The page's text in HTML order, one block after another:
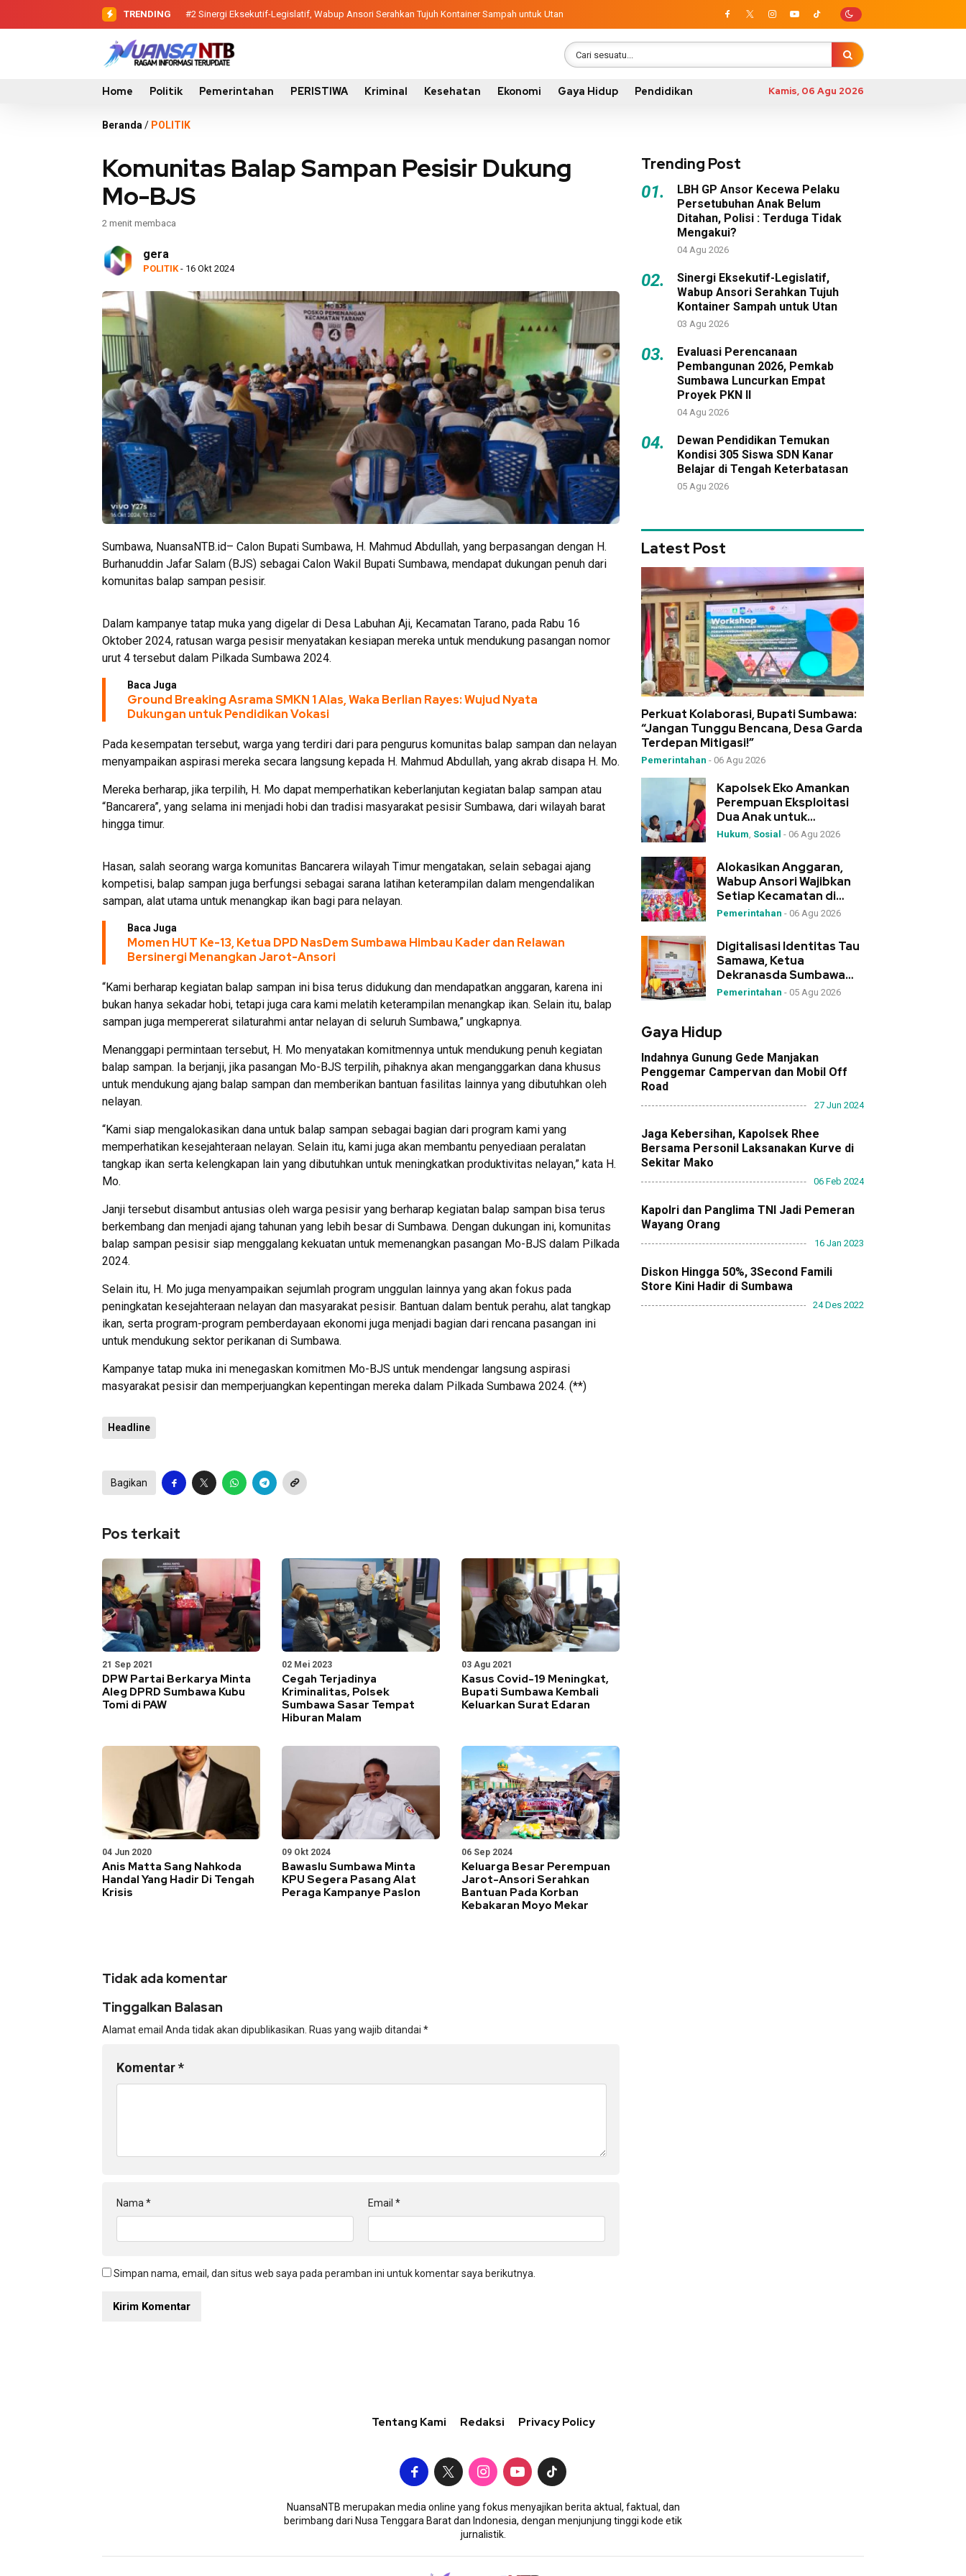
TRENDING #2 Sinergi Eksekutif-Legislatif, Wabup Ansori Serahkan Tujuh Kontainer Sampah untuk Utan
#3 Evaluasi Perencanaan Pembangunan 2026, Pemkab Sumbawa Luncurkan Empat Proyek PKN II
Home Politik Pemerintahan PERISTIWA Kriminal Kesehatan Ekonomi Gaya Hidup Pendidikan Kamis, 06 Agu 2026
Beranda / POLITIK
Komunitas Balap Sampan Pesisir Dukung
Mo-BJS
2 menit membaca
gera
POLITIK - 16 Okt 2024
Sumbawa, NuansaNTB.id– Calon Bupati Sumbawa, H. Mahmud Abdullah, yang berpasangan dengan H.
Burhanuddin Jafar Salam (BJS) sebagai Calon Wakil Bupati Sumbawa, mendapat dukungan penuh dari
komunitas balap sampan pesisir.
Dalam kampanye tatap muka yang digelar di Desa Labuhan Aji, Kecamatan Tarano, pada Rabu 16
Oktober 2024, ratusan warga pesisir menyatakan kesiapan mereka untuk mendukung pasangan nomor
urut 4 tersebut dalam Pilkada Sumbawa 2024.
Baca Juga
Ground Breaking Asrama SMKN 1 Alas, Waka Berlian Rayes: Wujud Nyata
Dukungan untuk Pendidikan Vokasi
Pada kesempatan tersebut, warga yang terdiri dari para pengurus komunitas balap sampan dan nelayan
menyampaikan aspirasi mereka secara langsung kepada H. Mahmud Abdullah, yang akrab disapa H. Mo.
Mereka berharap, jika terpilih, H. Mo dapat memperhatikan keberlanjutan kegiatan balap sampan atau
“Bancarera”, yang selama ini menjadi hobi dan tradisi masyarakat pesisir Sumbawa, dari wilayah barat
hingga timur.
Hasan, salah seorang warga komunitas Bancarera wilayah Timur mengatakan, selain sebagai ajang
kompetisi, balap sampan juga berfungsi sebagai sarana latihan keterampilan dalam mengendalikan
sampan, alat utama untuk menangkap ikan bagi para nelayan.
Baca Juga
Momen HUT Ke-13, Ketua DPD NasDem Sumbawa Himbau Kader dan Relawan
Bersinergi Menangkan Jarot-Ansori
“Kami berharap kegiatan balap sampan ini bisa terus didukung dan mendapatkan anggaran, karena ini
bukan hanya sekadar hobi, tetapi juga cara kami melatih keterampilan menangkap ikan. Selain itu, balap
sampan juga mempererat silaturahmi antar nelayan di seluruh Sumbawa,” ungkapnya.
Menanggapi permintaan tersebut, H. Mo menyatakan komitmennya untuk mendukung penuh kegiatan
balap sampan. Ia berjanji, jika pasangan Mo-BJS terpilih, pihaknya akan menganggarkan dana khusus
untuk mendukung ajang balap sampan dan memberikan bantuan fasilitas lainnya yang dibutuhkan oleh
nelayan.
“Kami siap mengalokasikan dana untuk balap sampan sebagai bagian dari program kami yang
memperhatikan kesejahteraan nelayan. Selain itu, kami juga akan membantu penyediaan peralatan
tangkap ikan serta kelengkapan lain yang dibutuhkan untuk meningkatkan produktivitas nelayan,” kata H.
Mo.
Janji tersebut disambut antusias oleh warga pesisir yang berharap kegiatan balap sampan bisa terus
berkembang dan menjadi ajang tahunan yang lebih besar di Sumbawa. Dengan dukungan ini, komunitas
balap sampan pesisir siap menggalang kekuatan untuk memenangkan pasangan Mo-BJS dalam Pilkada
2024.
Selain itu, H. Mo juga menyampaikan sejumlah program unggulan lainnya yang akan fokus pada
peningkatan kesejahteraan nelayan dan masyarakat pesisir. Bantuan dalam bentuk perahu, alat tangkap
ikan, serta program-program pemberdayaan ekonomi juga menjadi bagian dari rencana pasangan ini
untuk mendukung sektor perikanan di Sumbawa.
Kampanye tatap muka ini menegaskan komitmen Mo-BJS untuk mendengar langsung aspirasi
masyarakat pesisir dan memperjuangkan kepentingan mereka dalam Pilkada Sumbawa 2024. (**)
Headline
Bagikan
Pos terkait
21 Sep 2021
DPW Partai Berkarya Minta
Aleg DPRD Sumbawa Kubu
Tomi di PAW
02 Mei 2023
Cegah Terjadinya
Kriminalitas, Polsek
Sumbawa Sasar Tempat
Hiburan Malam
03 Agu 2021
Kasus Covid-19 Meningkat,
Bupati Sumbawa Kembali
Keluarkan Surat Edaran
04 Jun 2020
Anis Matta Sang Nahkoda
Handal Yang Hadir Di Tengah
Krisis
09 Okt 2024
Bawaslu Sumbawa Minta
KPU Segera Pasang Alat
Peraga Kampanye Paslon
06 Sep 2024
Keluarga Besar Perempuan
Jarot-Ansori Serahkan
Bantuan Pada Korban
Kebakaran Moyo Mekar
Tidak ada komentar
Tinggalkan Balasan
Alamat email Anda tidak akan dipublikasikan. Ruas yang wajib ditandai *
Komentar*
Nama * Email *
Simpan nama, email, dan situs web saya pada peramban ini untuk komentar saya berikutnya.
Trending Post
01.
LBH GP Ansor Kecewa Pelaku
Persetubuhan Anak Belum
Ditahan, Polisi : Terduga Tidak
Mengakui?
04 Agu 2026
02.
Sinergi Eksekutif-Legislatif,
Wabup Ansori Serahkan Tujuh
Kontainer Sampah untuk Utan
03 Agu 2026
03.
Evaluasi Perencanaan
Pembangunan 2026, Pemkab
Sumbawa Luncurkan Empat
Proyek PKN II
04 Agu 2026
04.
Dewan Pendidikan Temukan
Kondisi 305 Siswa SDN Kanar
Belajar di Tengah Keterbatasan
05 Agu 2026
Latest Post
Perkuat Kolaborasi, Bupati Sumbawa:
“Jangan Tunggu Bencana, Desa Garda
Terdepan Mitigasi!”
Pemerintahan - 06 Agu 2026
Kapolsek Eko Amankan
Perempuan Eksploitasi
Dua Anak untuk
Mengemis, Serahkan ke
Hukum, Sosial - 06 Agu 2026
Alokasikan Anggaran,
Wabup Ansori Wajibkan
Setiap Kecamatan di
Sumbawa Gelar Festival
Pemerintahan - 06 Agu 2026
Digitalisasi Identitas Tau
Samawa, Ketua
Dekranasda Sumbawa
Launching Aplikasi Kre
Pemerintahan - 05 Agu 2026
Gaya Hidup
Indahnya Gunung Gede Manjakan
Penggemar Campervan dan Mobil Off
Road
27 Jun 2024
Jaga Kebersihan, Kapolsek Rhee
Bersama Personil Laksanakan Kurve di
Sekitar Mako
06 Feb 2024
Kapolri dan Panglima TNI Jadi Pemeran
Wayang Orang
16 Jan 2023
Diskon Hingga 50%, 3Second Famili
Store Kini Hadir di Sumbawa
24 Des 2022
Tentang Kami Redaksi Privacy Policy
NuansaNTB merupakan media online yang fokus menyajikan berita aktual, faktual, dan
berimbang dari Nusa Tenggara Barat dan Indonesia, dengan menjunjung tinggi kode etik
jurnalistik.